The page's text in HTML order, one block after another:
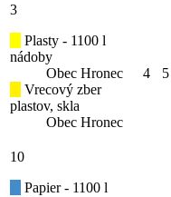
3
Plasty - 1100 l
nádoby
Obec Hronec
Vrecový zber
plastov, skla
Obec Hronec
4 5
10
Papier - 1100 l